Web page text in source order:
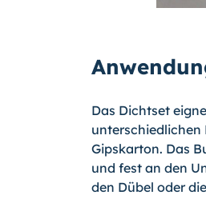
Das Dichtset
unterschiedlichen
Gipskarton. Das
und fest an den
den Dübel oder